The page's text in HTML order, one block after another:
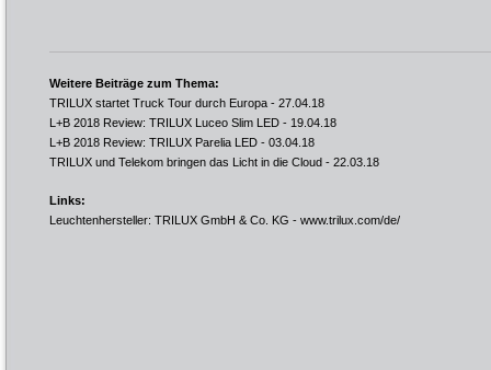
Weitere Beiträge zum Thema:
TRILUX startet Truck Tour durch Europa - 27.04.18
L+B 2018 Review: TRILUX Luceo Slim LED - 19.04.18
L+B 2018 Review: TRILUX Parelia LED - 03.04.18
TRILUX und Telekom bringen das Licht in die Cloud - 22.03.18
Links:
Leuchtenhersteller: TRILUX GmbH & Co. KG - www.trilux.com/de/